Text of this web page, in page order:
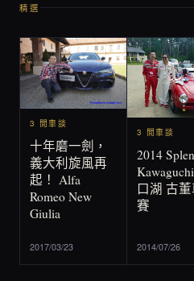
精選
3 閒車談
十年磨一劍，
義大利旋風再
起！ Alfa
Romeo New
Giulia
2017/03/23
3 閒車談
2014
口湖 古
賽
2014/07/26